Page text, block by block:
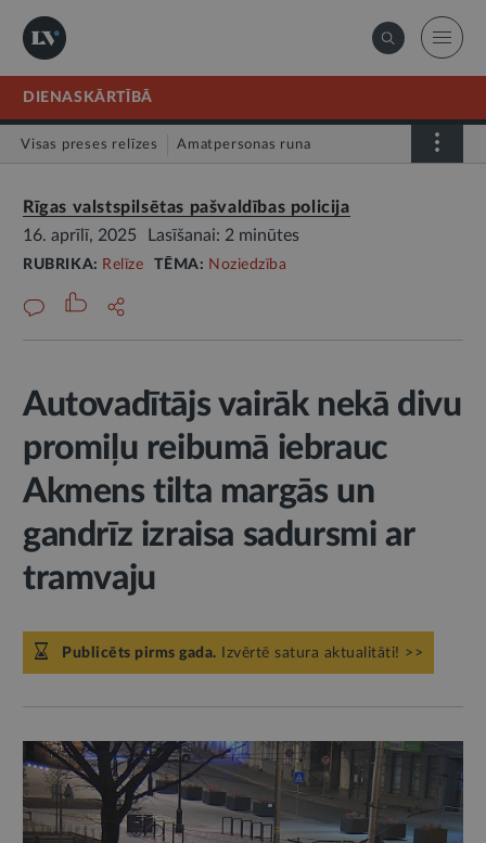
DIENASKĀRTĪBĀ
Visas preses relīzes Amatpersonas runa
Rīgas valstspilsētas pašvaldības policija
16. aprīlī, 2025
Lasīšanai: 2 minūtes
RUBRIKA: Relīze TĒMA: Noziedzība
Autovadītājs vairāk nekā divu
promiļu reibumā iebrauc
Akmens tilta margās un
gandrīz izraisa sadursmi ar
tramvaju
Publicēts pirms gada. Izvērtē satura aktualitāti! >>